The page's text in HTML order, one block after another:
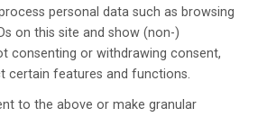
personal data such as browsing
on this site and show (non-)
consenting or withdrawing consent,
certain features and functions.
to the above or make granular